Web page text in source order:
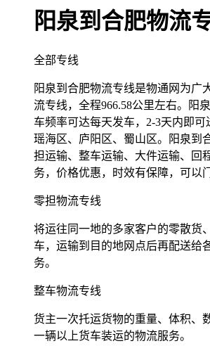
阳泉到合肥物流
全部专线
阳泉到合肥物流专线是物通网为广
流专线，全程966.58公里左右。阳
车频率可达每天发车，2-3天内即可
瑶海区、庐阳区、蜀山区。阳泉到
担运输、整车运输、大件运输、回
务，价格优惠，时效有保障，可以
零担物流专线
将运往同一地的多家客户的零散货
车，运输到目的地网点后再配送给
务。
整车物流专线
货主一次托运货物的重量、体积、
一辆以上货车装运的物流服务。